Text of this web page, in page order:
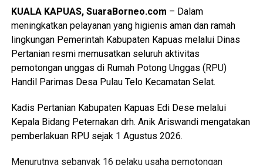
KUALA KAPUAS, SuaraBorneo.com – Dalam
meningkatkan pelayanan yang higienis aman dan ramah
lingkungan Pemerintah Kabupaten Kapuas melalui Dinas
Pertanian resmi memusatkan seluruh aktivitas
pemotongan unggas di Rumah Potong Unggas (RPU)
Handil Parimas Desa Pulau Telo Kecamatan Selat.
Kadis Pertanian Kabupaten Kapuas Edi Dese melalui
Kepala Bidang Peternakan drh. Anik Ariswandi mengatakan
pemberlakuan RPU sejak 1 Agustus 2026.
Menurutnya sebanyak 16 pelaku usaha pemotongan